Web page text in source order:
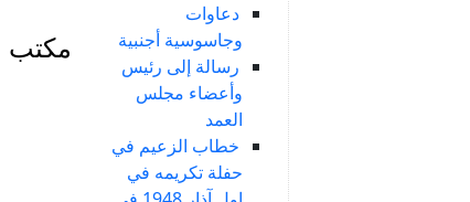
دعاوات
وجاسوسية أجنبية
رسالة إلى رئيس
وأعضاء مجلس
العمد
خطاب الزعيم في
حفلة تكريمه في
مكتب